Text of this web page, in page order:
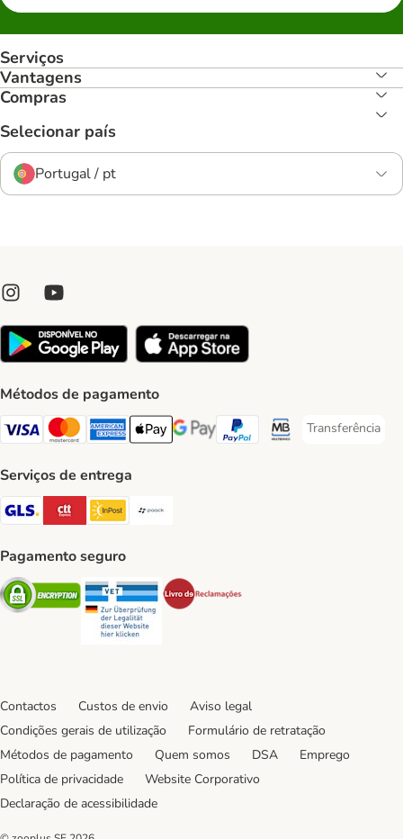
Serviços
Vantagens
Compras
Selecionar país
Portugal / pt
Métodos de pagamento
Visa Payment Method
Mastercard Payment Method
American Express Payment Method
Apple Pay Payment Method
Google Pay Payment Method
PayPal Payment Method
Multibanco Payment
Transferência
Transferência
Serviços de entrega
GLS Shipping Method
CTTExpress Shipping Method
InPost Shipping Method
Pagamento seguro
Security Security
Contactos Custos de envio
Aviso legal
Condições gerais de utilização
Formulário de retratação
Métodos de pagamento
Quem somos DSA
Emprego
Política de privacidade
Website Corporativo
Declaração de acessibilidade